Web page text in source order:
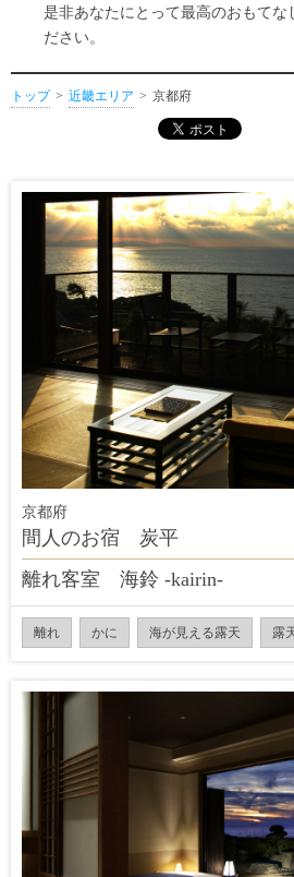
是非あなたにとって最高のおもてな
ださい。
トップ 近畿エリア 京都府
京都府
間人のお宿 炭平
離れ客室 海鈴 -kairin-
離れ かに 海が見える露天 露